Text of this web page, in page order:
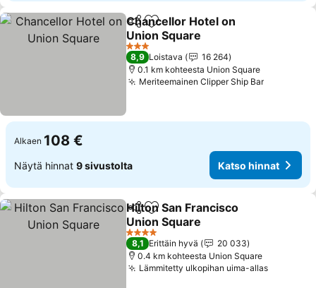
Jaa Lisää suosikkeihin
Chancellor Hotel on
Union Square
3 Tähtiluokitus
8,9 Loistava
16 264
0.1 km kohteesta Union Square
Meriteemainen Clipper Ship Bar
Alkaen 108 €
Näytä hinnat 9 sivustolta Katso hinnat
Jaa Lisää suosikkeihin
Hilton San Francisco
Union Square
4 Tähtiluokitus
8,1 Erittäin hyvä
20 033
0.4 km kohteesta Union Square
Lämmitetty ulkopihan uima-allas